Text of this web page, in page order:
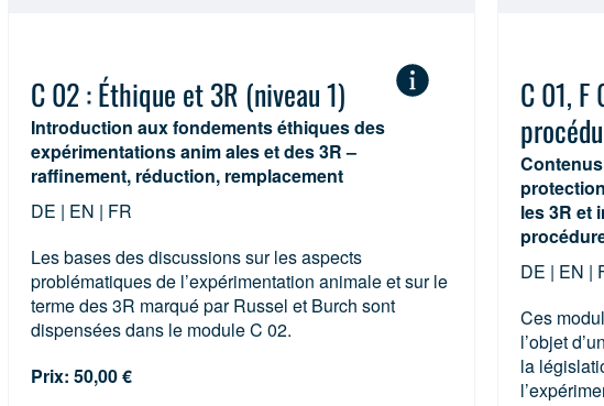
C 02 : Éthique et 3R (niveau 1)
Introduction aux fondements éthiques des
expérimentations anim ales et des 3R –
raffinement, réduction, remplacement
DE | EN | FR
Les bases des discussions sur les aspects
problématiques de l’expérimentation animale et sur le
terme des 3R marqué par Russel et Burch sont
dispensées dans le module C 02.
Prix: 50,00 €
C 01,
les 3R et
DE | EN |
Ces
l’objet
la